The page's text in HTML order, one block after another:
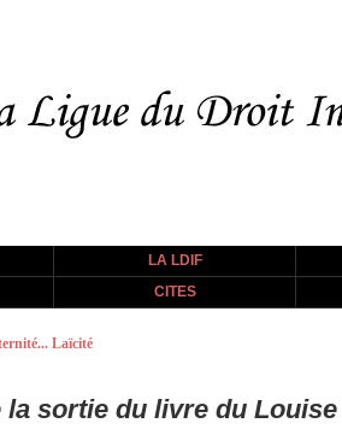
LA LDIF
CITES
Laïcité
la sortie du livre du